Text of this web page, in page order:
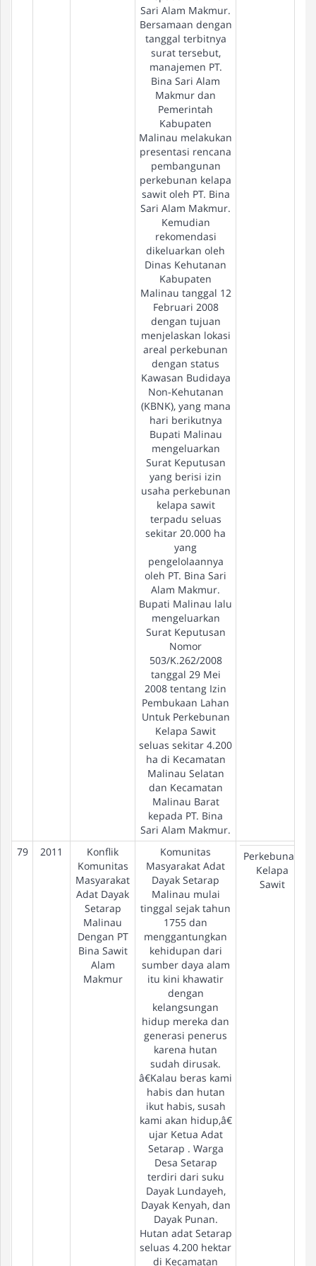
Sari Alam Makmur.
Bersamaan dengan
tanggal terbitnya
surat tersebut,
manajemen PT.
Bina Sari Alam
Makmur dan
Pemerintah
Kabupaten
Malinau melakukan
presentasi rencana
pembangunan
perkebunan kelapa
sawit oleh PT. Bina
Sari Alam Makmur.
Kemudian
rekomendasi
dikeluarkan oleh
Dinas Kehutanan
Kabupaten
Malinau tanggal 12
Februari 2008
dengan tujuan
menjelaskan lokasi
areal perkebunan
dengan status
Kawasan Budidaya
Non-Kehutanan
(KBNK), yang mana
hari berikutnya
Bupati Malinau
mengeluarkan
Surat Keputusan
yang berisi izin
usaha perkebunan
kelapa sawit
terpadu seluas
sekitar 20.000 ha
yang
pengelolaannya
oleh PT. Bina Sari
Alam Makmur.
Bupati Malinau lalu
mengeluarkan
Surat Keputusan
Nomor
503/K.262/2008
tanggal 29 Mei
2008 tentang Izin
Pembukaan Lahan
Untuk Perkebunan
Kelapa Sawit
seluas sekitar 4.200
ha di Kecamatan
Malinau Selatan
dan Kecamatan
Malinau Barat
kepada PT. Bina
Sari Alam Makmur.
79
2011
Konflik
Komunitas
Masyarakat
Adat Dayak
Setarap
Malinau
Dengan PT
Bina Sawit
Alam
Makmur
Komunitas
Masyarakat Adat
Dayak Setarap
Malinau mulai
tinggal sejak tahun
1755 dan
menggantungkan
kehidupan dari
sumber daya alam
itu kini khawatir
dengan
kelangsungan
hidup mereka dan
generasi penerus
karena hutan
sudah dirusak.
â€Kalau beras kami
habis dan hutan
ikut habis, susah
kami akan hidup,â€
ujar Ketua Adat
Setarap . Warga
Desa Setarap
terdiri dari suku
Dayak Lundayeh,
Dayak Kenyah, dan
Dayak Punan.
Hutan adat Setarap
seluas 4.200 hektar
di Kecamatan
Perkebunan
Kelapa
Sawit